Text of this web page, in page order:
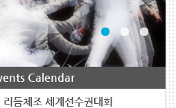
Calendar
듬체조 세계선수권대회